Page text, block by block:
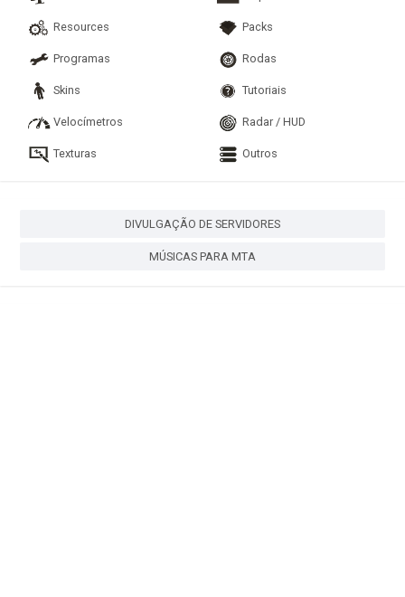
Resources Packs
Programas Rodas
Skins Tutoriais
Velocímetros Radar / HUD
Texturas Outros
DIVULGAÇÃO DE SERVIDORES
MÚSICAS PARA MTA